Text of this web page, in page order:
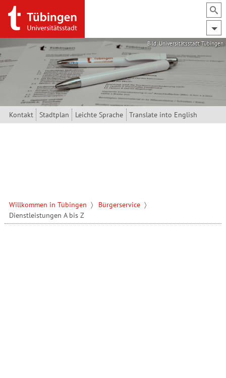
Direkt zum Inhalt
Bild: Universitätsstadt Tübingen
Kontakt Stadtplan Leichte Sprache Translate into English
Willkommen in Tübingen
Bürgerservice
Dienstleistungen A bis Z